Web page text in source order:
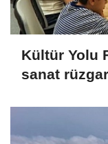
Kültür Yolu
sanat